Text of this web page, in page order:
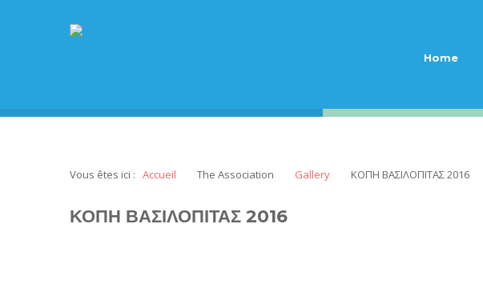
Home
Vous êtes ici : Accueil The Association Gallery ΚΟΠΗ ΒΑΣΙΛΟΠΙΤΑΣ 2016
ΚΟΠΗ ΒΑΣΙΛΟΠΙΤΑΣ 2016